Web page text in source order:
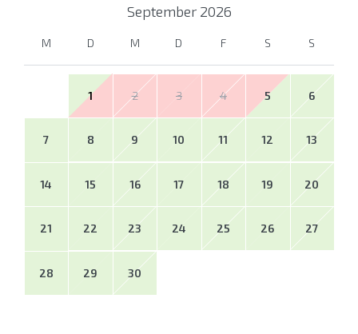
September 2026
M D M D F S S
1 2 3 4 5 6
7 8 9 10 11 12 13
14 15 16 17 18 19 20
21 22 23 24 25 26 27
28 29 30